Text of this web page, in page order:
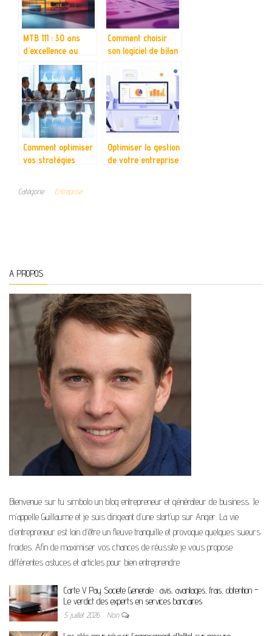
MTB 111 : 30 ans
d’excellence au
service de la
transformation
numérique des
entreprises
Comment choisir
son logiciel de bilan
complet
Comment optimiser
vos stratégies
actuelles du
Optimiser la gestion
de votre entreprise
Catégorie Entreprise
A PROPOS
Bienvenue sur tu simbolo un blog entrepreneur et générateur de business. Je
m’appelle Guillaume et je suis dirigeant d’une start’up sur Anger. La vie
d’entrepreneur est loin d’être un fleuve tranquille et provoque quelques sueurs
froides. Afin de maximiser vos chances de réussite je vous propose
différentes astuces et articles pour bien entreprendre.
Carte V Pay Societe Generale : avis, avantages, frais, obtention –
Le verdict des experts en services bancaires
5 juillet 2026 Non